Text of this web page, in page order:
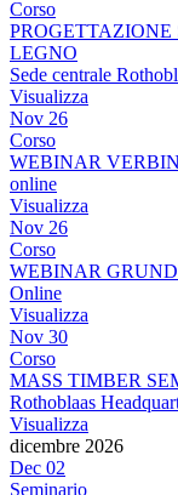
Corso
LEGNO
Sede centrale
Visualizza
Nov 26
Corso
WEBINAR
online
Visualizza
Nov 26
Corso
WEBINAR
Online
Visualizza
Nov 30
Corso
MASS TIMBER
Rothoblaas
Visualizza
dicembre 2026
Dec 02
Seminario